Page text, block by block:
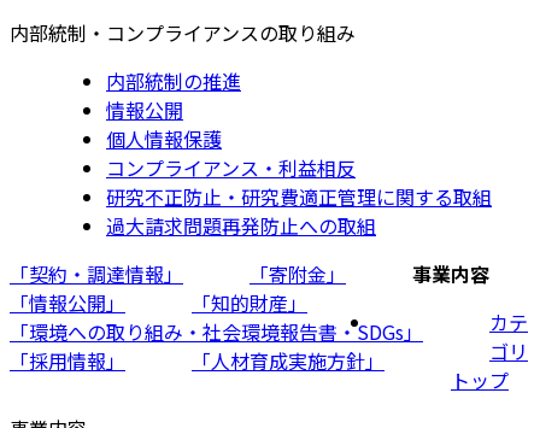
内部統制・コンプライアンスの取り組み
内部統制の推進
情報公開
個人情報保護
コンプライアンス・利益相反
研究不正防止・研究費適正管理に関する取組
過大請求問題再発防止への取組
「契約・調達情報」
「寄附金」
「情報公開」
「知的財産」
「環境への取り組み・社会環境報告書・SDGs」
「採用情報」
「人材育成実施方針」
事業内容
カテ
ゴリ
トップ